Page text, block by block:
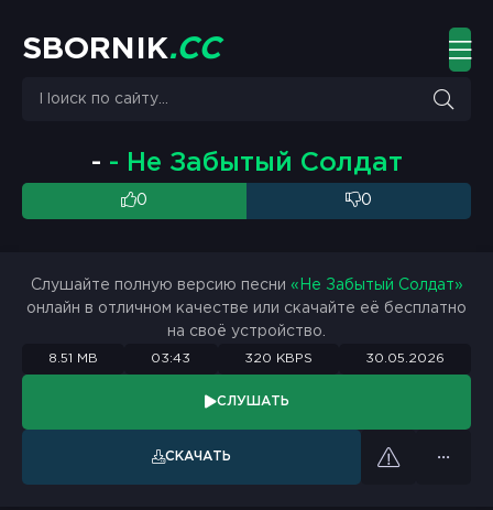
S BO R N K.CC
- - Не Забытый Солдат
0 0
Слушайте полную версию песни «Не Забытый Солдат»
онлайн в отличном качестве или скачайте её бесплатно
на своё устройство.
8.51 MB 03:43 320 KBPS 30.05.2026
СЛУШАТЬ
СКАЧАТЬ